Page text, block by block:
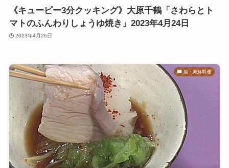
《キューピー3分クッキング》大原千鶴「さわらとト
マトのふんわりしょうゆ焼き」2023年4月24日
2023年4月26日
魚・海鮮料理